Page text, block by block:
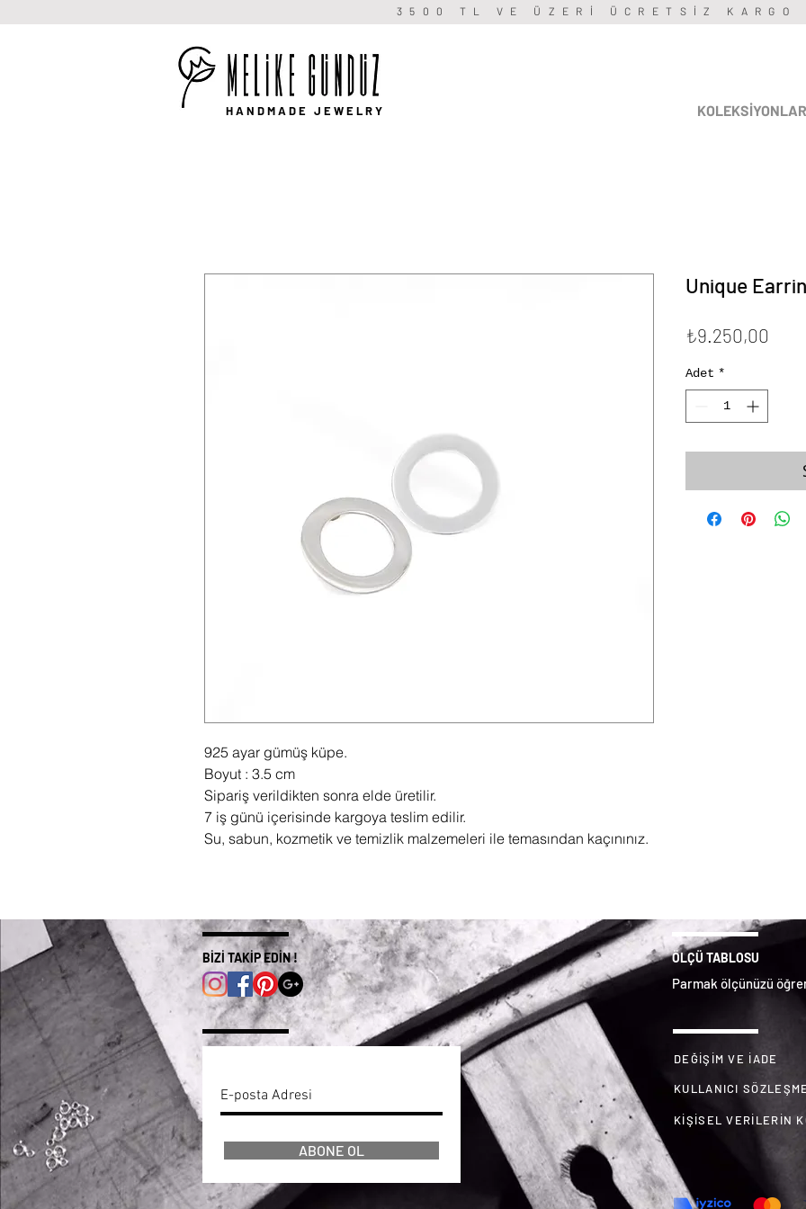
3500 TL VE ÜZERİ ÜCRETSİZ KARGO
HANDMADE JEWELRY
925 ayar gümüş küpe.
Boyut : 3.5 cm
Sipariş verildikten sonra elde üretilir.
7 iş günü içerisinde kargoya teslim edilir.
Su, sabun, kozmetik ve temizlik malzemeleri ile temasından kaçınınız.
Unique
₺9.250,00
Adet *
KOLEKSİYONLAR
BİZİ TAKİP EDİN !
ABONE OL
ÖLÇÜ TABLOSU
Parmak ölçünüzü
DEĞİŞİM VE İADE
KULLANICI
KİŞİSEL VERİLERİN